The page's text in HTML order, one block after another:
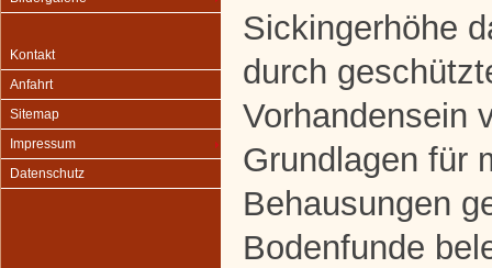
Kontakt
Anfahrt
Sitemap
Impressum
Datenschutz
Sickingerhöhe
durch
Vorhandensein
Grundlagen für
Behausungen
Bodenfunde